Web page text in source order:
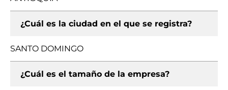
¿Cuál es la ciudad en el que se registra?
SANTO DOMINGO
¿Cuál es el tamaño de la empresa?